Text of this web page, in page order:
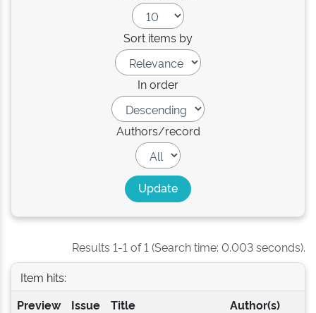
Sort items by
In order
Authors/record
Results 1-1 of 1 (Search time: 0.003 seconds).
Item hits:
Preview
Issue
Title Author(s)